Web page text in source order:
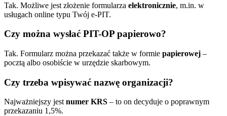
Tak. Możliwe jest złożenie formularza elektronicznie, m.in. w
usługach online typu Twój e-PIT.
Czy można wysłać PIT-OP papierowo?
Tak. Formularz można przekazać także w formie papierowej –
pocztą albo osobiście w urzędzie skarbowym.
Czy trzeba wpisywać nazwę organizacji?
Najważniejszy jestnumer KRS – to on decyduje o poprawnym
przekazaniu 1,5%.